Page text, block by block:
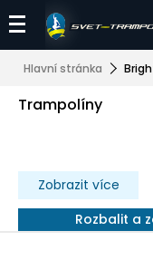
Hlavní stránka
Trampolíny
Zobrazit více
Rozbalit a